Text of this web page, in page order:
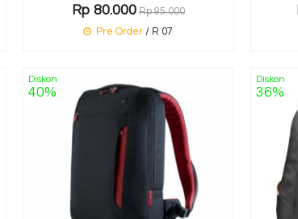
Rp 80.000 Rp 95.000
Pre Order / R 07
Diskon
40%
Diskon
36%